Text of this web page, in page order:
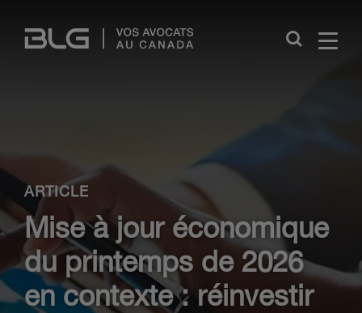
Links
Close
ARTICLE
Mise à jour économique
du printemps de 2026
en contexte : réinvestir